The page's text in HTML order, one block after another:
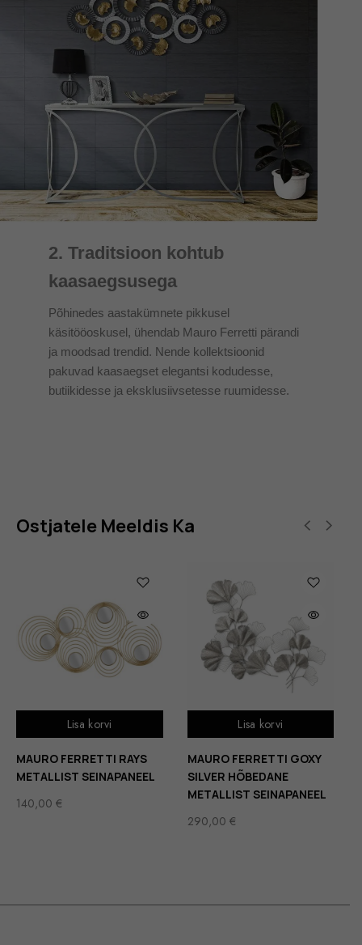
2. Traditsioon kohtub
kaasaegsusega
Põhinedes aastakümnete pikkusel
käsitööoskusel, ühendab Mauro Ferretti pärandi
ja moodsad trendid. Nende kollektsioonid
pakuvad kaasaegset elegantsi kodudesse,
butiikidesse ja eksklusiivsetesse ruumidesse.
Ostjatele Meeldis Ka
Lisa korvi
MAURO FERRETTI RAYS
METALLIST SEINAPANEEL
140,00 €
Lisa korvi
MAURO FERRETTI GOXY
SILVER HÕBEDANE
METALLIST SEINAPANEEL
290,00 €